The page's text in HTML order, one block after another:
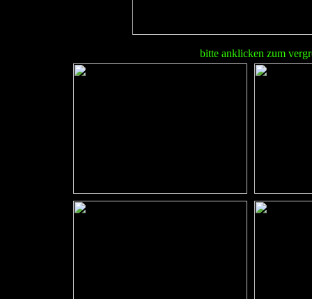
bitte anklicken zum